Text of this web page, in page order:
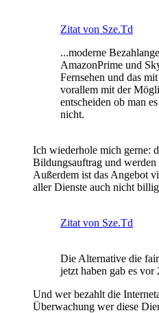
Zitat von Sze.Td
...moderne
AmazonPrime und
Fernsehen und das
vorallem mit der
entscheiden ob man
nicht.
Ich wiederhole mich gerne:
Bildungsauftrag und
Außerdem ist das Angebot
aller Dienste auch nicht
Zitat von Sze.Td
Die Alternative die
jetzt haben gab es vor
Und wer bezahlt die
Überwachung wer diese